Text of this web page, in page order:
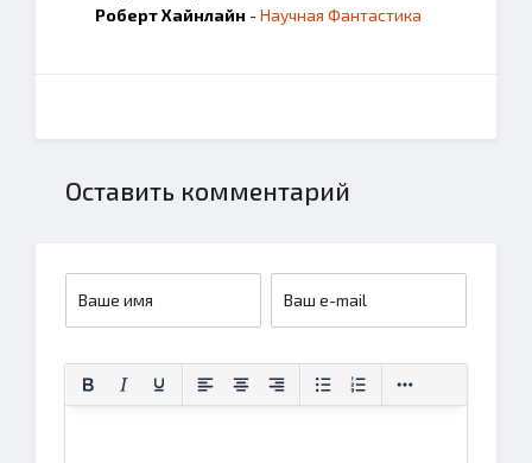
Роберт Хайнлайн -Научная Фантастика
Оставить комментарий